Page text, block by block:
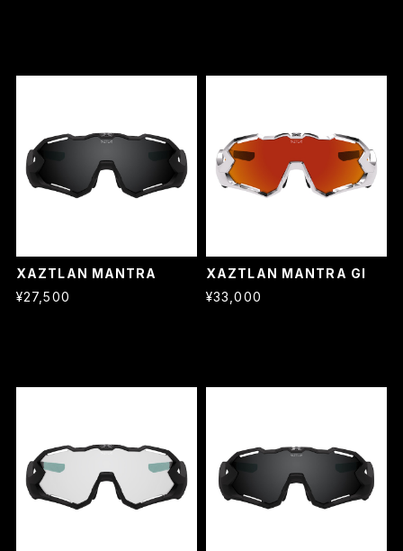
XAZTLAN MANTRA
¥27,500
XAZTLAN MANTRA GI
¥33,000